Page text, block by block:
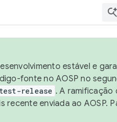
estável e
fonte no AOSP no
release . A ramificação
recente enviada ao AOSP.